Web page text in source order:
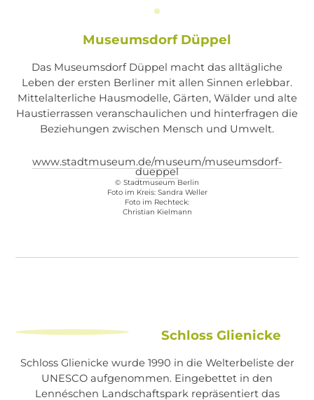
Museumsdorf Düppel
Das Museumsdorf Düppel macht das alltägliche
Leben der ersten Berliner mit allen Sinnen erlebbar.
Mittelalterliche Hausmodelle, Gärten, Wälder und alte
Haustierrassen veranschaulichen und hinterfragen die
Beziehungen zwischen Mensch und Umwelt.
www.stadtmuseum.de/museum/museumsdorf-
dueppel
© Stadtmuseum Berlin
Foto im Kreis: Sandra Weller
Foto im Rechteck:
Christian Kielmann
Schloss Glienicke
Schloss Glienicke wurde 1990 in die Welterbeliste der
UNESCO aufgenommen. Eingebettet in den
Lennéschen Landschaftspark repräsentiert das